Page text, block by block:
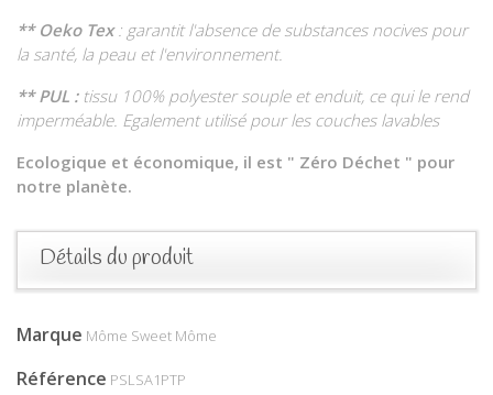
** Oeko Tex : garantit l'absence de substances nocives pour
la santé, la peau et l'environnement.
** PUL :tissu 100% polyester souple et enduit, ce qui le rend
imperméable. Egalement utilisé pour les couches lavables
Ecologique et économique, il est " Zéro Déchet " pour
notre planète.
Détails du produit
Marque Môme Sweet Môme
Référence PSLSA1PTP